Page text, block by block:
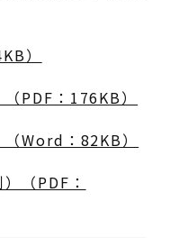
）
PDF：176KB）
Word：82KB）
（PDF：